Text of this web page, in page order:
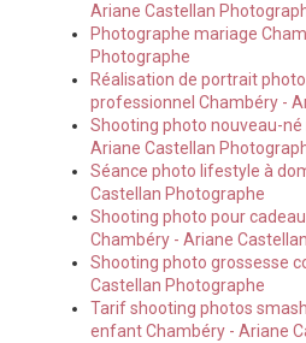
Ariane Castellan
Photographe mariage
Photographe
Réalisation de portrait
professionnel Chambéry -
Shooting photo nouveau-
Ariane Castellan
Séance photo lifestyle à
Castellan Photographe
Shooting photo pour
Chambéry - Ariane
Shooting photo grossesse
Castellan Photographe
Tarif shooting photos
enfant Chambéry - Ariane